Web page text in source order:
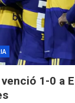
1-0 a